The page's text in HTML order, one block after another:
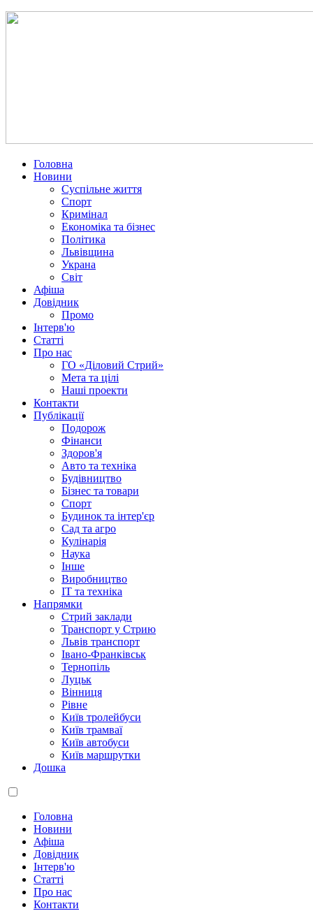
Головна
Новини
Суспільне життя
Спорт
Кримінал
Економіка та бізнес
Політика
Львівщина
Украна
Світ
Афіша
Довідник
Промо
Інтерв'ю
Статті
Про нас
ГО «Діловий Стрий»
Мета та цілі
Наші проекти
Контакти
Публікації
Подорож
Фінанси
Здоров'я
Авто та техніка
Будівництво
Бізнес та товари
Спорт
Будинок та інтер'єр
Сад та агро
Кулінарія
Наука
Інше
Виробництво
IT та техніка
Напрямки
Стрий заклади
Транспорт у Стрию
Львів транспорт
Івано-Франківськ
Тернопіль
Луцьк
Вінниця
Рівне
Київ тролейбуси
Київ трамваї
Київ автобуси
Київ маршрутки
Дошка
Головна
Новини
Афіша
Довідник
Інтерв'ю
Статті
Про нас
Контакти